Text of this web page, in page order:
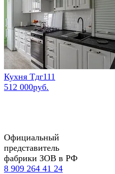
Кухня Тдг111
512 000руб.
Официальный
представитель
фабрики ЗОВ в РФ
8 909 264 41 24